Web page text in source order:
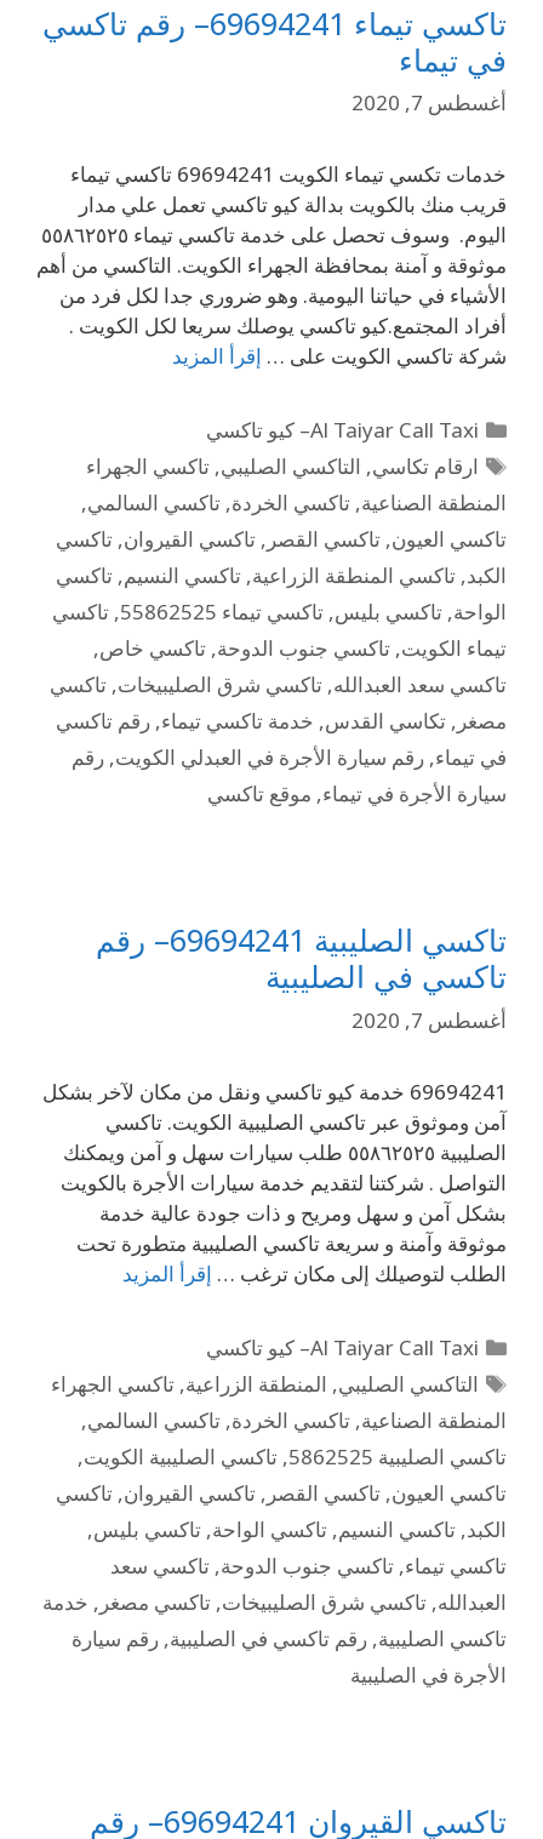
تاكسي تيماء 69694241– رقم تاكسي
في تيماء
أغسطس 7, 2020
خدمات تكسي تيماء الكويت 69694241 تاكسي تيماء
قريب منك بالكويت بدالة كيو تاكسي تعمل علي مدار
اليوم. وسوف تحصل على خدمة تاكسي تيماء ٥٥٨٦٢٥٢٥
موثوقة و آمنة بمحافظة الجهراء الكويت. التاكسي من أهم
الأشياء في حياتنا اليومية. وهو ضروري جدا لكل فرد من
أفراد المجتمع.كيو تاكسي يوصلك سريعا لكل الكويت .
شركة تاكسي الكويت على … إقرأ المزيد
Al Taiyar Call Taxi– كيو تاكسي
ارقام تكاسي, التاكسي الصليبي,تاكسي الجهراء
المنطقة الصناعية, تاكسي الخردة, تاكسي السالمي,
تاكسي العيون, تاكسي القصر , تاكسي القيروان, تاكسي
الكبد, تاكسي المنطقة الزراعية, تاكسي النسيم, تاكسي
الواحة, تاكسي بليس, تاكسي تيماء 55862525 , تاكسي
تيماء الكويت, تاكسي جنوب الدوحة, تاكسي خاص,
تاكسي سعد العبدالله, تاكسي شرق الصليبيخات, تاكسي
مصغر , تكاسي القدس, خدمة تاكسي تيماء, رقم تاكسي
في تيماء, رقم سيارة الأجرة في العبدلي الكويت, رقم
سيارة الأجرة في تيماء, موقع تاكسي
تاكسي الصليبية 69694241– رقم
تاكسي في الصليبية
أغسطس 7, 2020
69694241 خدمة كيو تاكسي ونقل من مكان لآخر بشكل
آمن وموثوق عبر تاكسي الصليبية الكويت. تاكسي
الصليبية ٥٥٨٦٢٥٢٥ طلب سيارات سهل و آمن ويمكنك
التواصل . شركتنا لتقديم خدمة سيارات الأجرة بالكويت
بشكل آمن و سهل ومريح و ذات جودة عالية خدمة
موثوقة وآمنة و سريعة تاكسي الصليبية متطورة تحت
الطلب لتوصيلك إلى مكان ترغب … إقرأ المزيد
Al Taiyar Call Taxi– كيو تاكسي
التاكسي الصليبي, المنطقة الزراعية,تاكسي الجهراء
المنطقة الصناعية, تاكسي الخردة, تاكسي السالمي,
تاكسي الصليبية 5862525
, تاكسي الصليبية الكويت,
تاكسي العيون, تاكسي القصر , تاكسي القيروان, تاكسي
الكبد, تاكسي النسيم, تاكسي الواحة, تاكسي بليس,
تاكسي تيماء, تاكسي جنوب الدوحة, تاكسي سعد
العبدالله, تاكسي شرق الصليبيخات, تاكسي مصغر , خدمة
تاكسي الصليبية, رقم تاكسي في الصليبية, رقم سيارة
الأجرة في الصليبية
تاكسي القيروان 69694241– رقم